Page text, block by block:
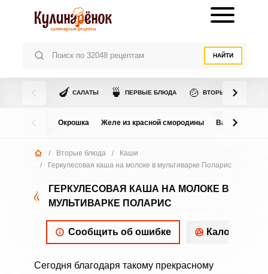
НАЙТИ
🍆 САЛАТЫ 🍵 ПЕРВЫЕ БЛЮДА 🍲 ВТОРЫЕ БЛЮДА
Окрошка Желе из красной смородины Варенье из
/ Вторые блюда /
Каши
/
Геркулесовая каша на молоке в мультиварке Поларис
ГЕРКУЛЕСОВАЯ КАША НА МОЛОКЕ В
МУЛЬТИВАРКЕ ПОЛАРИС
Сообщить об ошибке
Сегодня благодаря такому прекрасному